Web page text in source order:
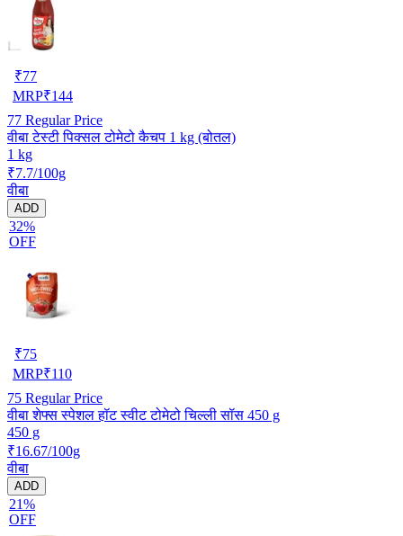
₹77
MRP₹144
77 Regular Price
वीबा टेस्टी पिक्सल टोमेटो कैचप 1 kg (बोतल)
1 kg
₹7.7/100g
वीबा
ADD
32%
OFF
₹75
MRP₹110
75 Regular Price
वीबा शेफ्स स्पेशल हॉट स्वीट टोमेटो चिल्ली सॉस 450 g
450 g
₹16.67/100g
वीबा
ADD
21%
OFF